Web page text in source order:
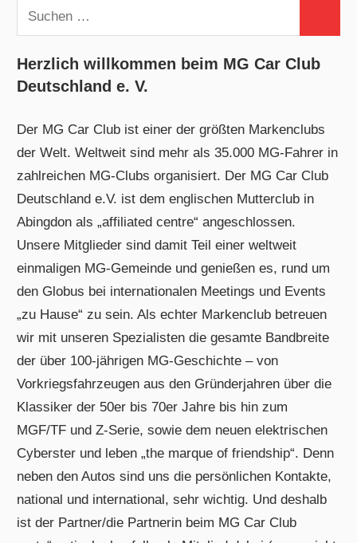
Suchen
nach:
Herzlich willkommen beim MG Car Club
Deutschland e. V.
Der MG Car Club ist einer der größten Markenclubs
der Welt. Weltweit sind mehr als 35.000 MG-Fahrer in
zahlreichen MG-Clubs organisiert. Der MG Car Club
Deutschland e.V. ist dem englischen Mutterclub in
Abingdon als „affiliated centre“ angeschlossen.
Unsere Mitglieder sind damit Teil einer weltweit
einmaligen MG-Gemeinde und genießen es, rund um
den Globus bei internationalen Meetings und Events
„zu Hause“ zu sein. Als echter Markenclub betreuen
wir mit unseren Spezialisten die gesamte Bandbreite
der über 100-jährigen MG-Geschichte – von
Vorkriegsfahrzeugen aus den Gründerjahren über die
Klassiker der 50er bis 70er Jahre bis hin zum
MGF/TF und Z-Serie, sowie dem neuen elektrischen
Cyberster und leben „the marque of friendship“. Denn
neben den Autos sind uns die persönlichen Kontakte,
national und international, sehr wichtig. Und deshalb
ist der Partner/die Partnerin beim MG Car Club